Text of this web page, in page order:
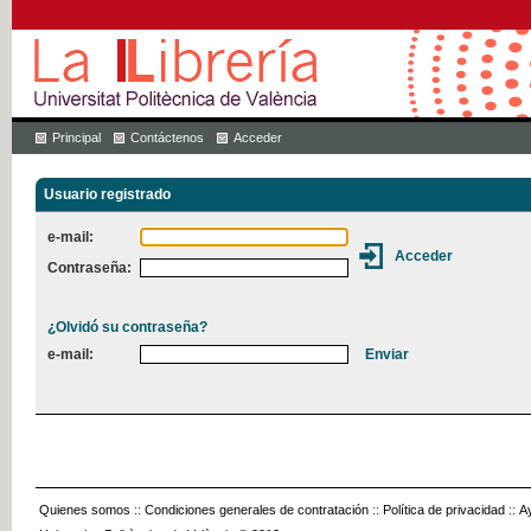
Principal Contáctenos Acceder
Usuario registrado
e-mail:
Contraseña:
¿Olvidó su contraseña?
e-mail:
Quienes somos :: Condiciones generales de contratación :: Política de privacidad ::